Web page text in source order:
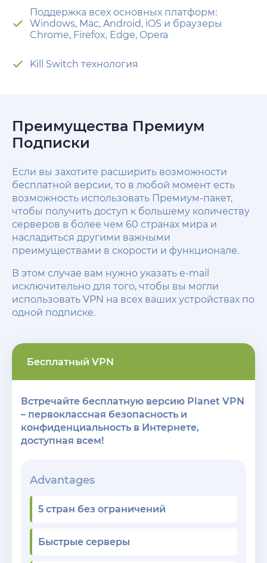
Поддержка всех основных платформ:
Windows, Mac, Android, iOS и браузеры
Chrome, Firefox, Edge, Opera
Kill Switch технология
Преимущества Премиум
Подписки
Если вы захотите расширить возможности
бесплатной версии, то в любой момент есть
возможность использовать Премиум-пакет,
чтобы получить доступ к большему количеству
серверов в более чем 60 странах мира и
насладиться другими важными
преимуществами в скорости и функционале.
В этом случае вам нужно указать e-mail
исключительно для того, чтобы вы могли
использовать VPN на всех ваших устройствах по
одной подписке.
Бесплатный VPN
Встречайте бесплатную версию Planet VPN
– первоклассная безопасность и
конфиденциальность в Интернете,
доступная всем!
Advantages
5 стран без ограничений
Быстрые серверы